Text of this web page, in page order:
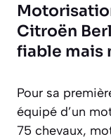
Citroën
fiable mais
Pour sa
équipé d’un
75 chevaux,